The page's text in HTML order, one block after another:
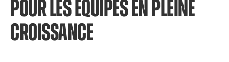
POUR LES ÉQUIPES EN PLEINE
CROISSANCE